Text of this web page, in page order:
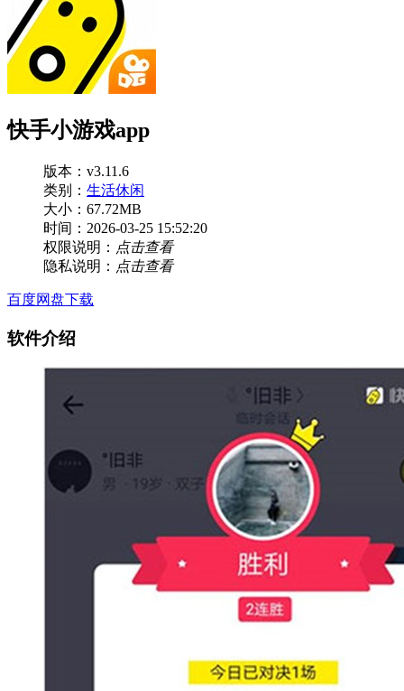
快手小游戏app
版本：v3.11.6
类别： 生活休闲
大小：67.72MB
时间：2026-03-25 15:52:20
权限说明： 点击查看
隐私说明： 点击查看
百度网盘下载
软件介绍